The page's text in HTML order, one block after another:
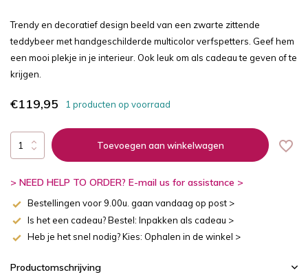
Trendy en decoratief design beeld van een zwarte zittende
teddybeer met handgeschilderde multicolor verfspetters. Geef hem
een mooi plekje in je interieur. Ook leuk om als cadeau te geven of te
krijgen.
€119,95 1 producten op voorraad
Toevoegen aan winkelwagen
> NEED HELP TO ORDER? E-mail us for assistance >
Bestellingen voor 9.00u. gaan vandaag op post >
Is het een cadeau? Bestel: Inpakken als cadeau >
Heb je het snel nodig? Kies: Ophalen in de winkel >
Productomschrijving